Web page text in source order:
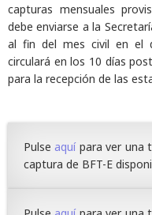
capturas mensuales
debe enviarse a la
al fin del mes civil en el
circulará en los 10 días
para la recepción de las
Pulse aquípara ver una
captura de BFT-E